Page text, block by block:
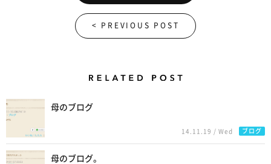
< PREVIOUS POST
母のブログ
14.11.19 / Wed ブログ
母のブログ。